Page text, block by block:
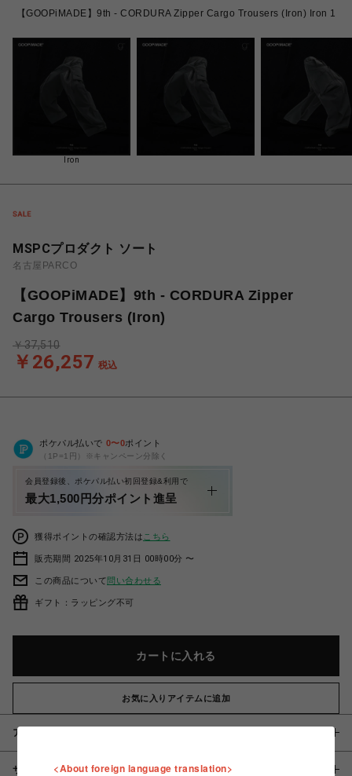
【GOOPiMADE】9th - CORDURA Zipper Cargo Trousers (Iron) Iron 1
Iron
MSPCプロダクト ソート
名古屋PARCO
【GOOPiMADE】9th - CORDURA Zipper
Cargo Trousers (Iron)
￥26,257 税込
￥37,510
ポケパル払いで 0〜0ポイント
（1P=1円）※キャンペーン分除く
会員登録後、ポケパル払い初回登録&利用で
最大1,500円分ポイント進呈
獲得ポイントの確認方法は こちら
販売期間 2025年10月31日 00時00分 〜
この商品について問い合わせる
ギフト：ラッピング不可
カートに入れる
お気に入りアイテムに追加
アイテム説明 / 素材
サイズ <About foreign language translation>